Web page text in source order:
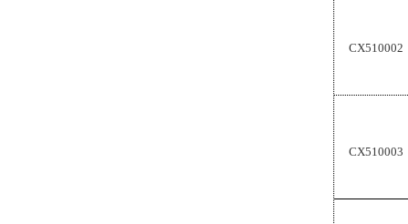
CX510002
CX510003